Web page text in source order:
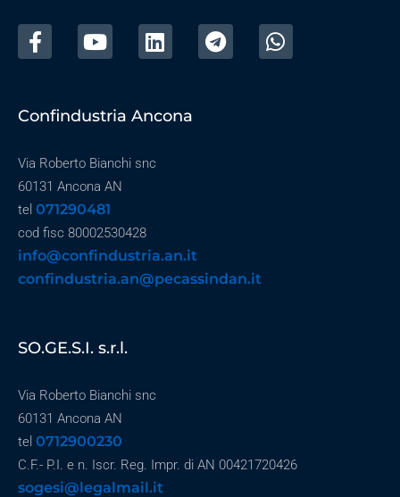
Confindustria Ancona
Via Roberto Bianchi snc
60131 Ancona AN
tel 071290481
cod fisc 80002530428
info@confindustria.an.it
confindustria.an@pecassindan.it
SO.GE.S.I. s.r.l.
Via Roberto Bianchi snc
60131 Ancona AN
tel 0712900230
C.F.- P.I. e n. Iscr. Reg. Impr. di AN 00421720426
sogesi@legalmail.it